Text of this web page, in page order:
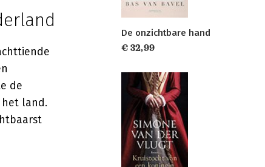
de
land.
De onzichtbare hand
€ 32,99